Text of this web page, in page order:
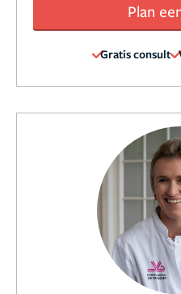
Plan
Gratis consult